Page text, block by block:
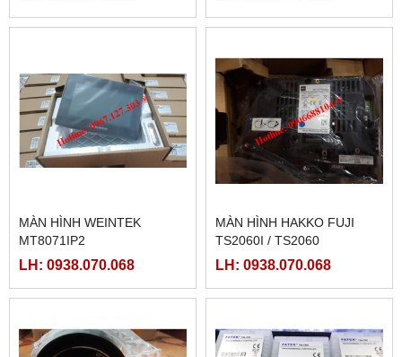
MÀN HÌNH WEINTEK
MT8071IP2
LH: 0938.070.068
MÀN HÌNH HAKKO FUJI
TS2060I / TS2060
LH: 0938.070.068